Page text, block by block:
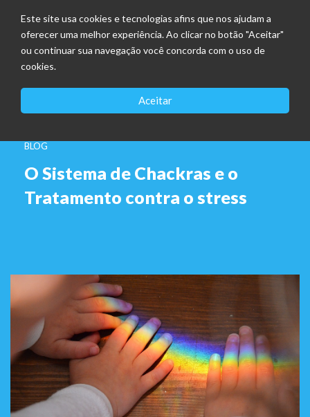
Este site usa cookies e tecnologias afins que nos ajudam a
oferecer uma melhor experiência. Ao clicar no botão "Aceitar"
ou continuar sua navegação você concorda com o uso de
cookies.
Aceitar
BLOG
O Sistema de Chackras e o
Tratamento contra o stress